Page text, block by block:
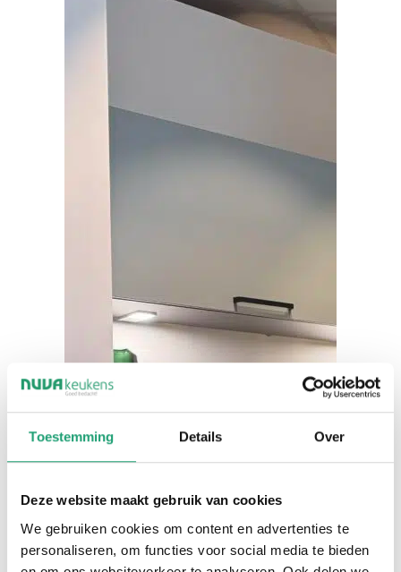
Toestemming Details Over
Deze website maakt gebruik van cookies
We gebruiken cookies om content en advertenties te
personaliseren, om functies voor social media te bieden